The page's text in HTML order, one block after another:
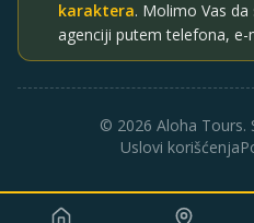
karaktera. Molimo Vas
agenciji putem telefona, e-
© 2026 Aloha Tours.
Uslovi korišćenja